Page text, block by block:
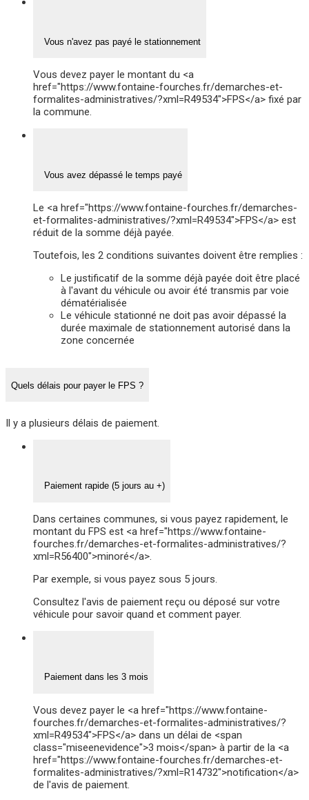
Vous n'avez pas payé le stationnement
Vous devez payer le montant du <a
href="https://www.fontaine-fourches.fr/demarches-et-
formalites-administratives/?xml=R49534">FPS</a> fixé par
la commune.
Vous avez dépassé le temps payé
Le <a href="https://www.fontaine-fourches.fr/demarches-
et-formalites-administratives/?xml=R49534">FPS</a> est
réduit de la somme déjà payée.
Toutefois, les 2 conditions suivantes doivent être remplies :
Le justificatif de la somme déjà payée doit être placé
à l'avant du véhicule ou avoir été transmis par voie
dématérialisée
Le véhicule stationné ne doit pas avoir dépassé la
durée maximale de stationnement autorisé dans la
zone concernée
Quels délais pour payer le FPS ?
Il y a plusieurs délais de paiement.
Paiement rapide (5 jours au +)
Dans certaines communes, si vous payez rapidement, le
montant du FPS est <a href="https://www.fontaine-
fourches.fr/demarches-et-formalites-administratives/?
xml=R56400">minoré</a>.
Par exemple, si vous payez sous 5 jours.
Consultez l'avis de paiement reçu ou déposé sur votre
véhicule pour savoir quand et comment payer.
Paiement dans les 3 mois
Vous devez payer le <a href="https://www.fontaine-
fourches.fr/demarches-et-formalites-administratives/?
xml=R49534">FPS</a> dans un délai de <span
class="miseenevidence">3 mois</span> à partir de la <a
href="https://www.fontaine-fourches.fr/demarches-et-
formalites-administratives/?xml=R14732">notification</a>
de l'avis de paiement.